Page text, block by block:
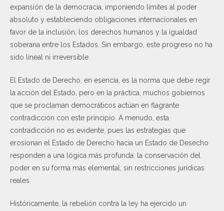
expansión de la democracia, imponiendo límites al poder
absoluto y estableciendo obligaciones internacionales en
favor de la inclusión, los derechos humanos y la igualdad
soberana entre los Estados. Sin embargo, este progreso no ha
sido lineal ni irreversible.
El Estado de Derecho, en esencia, es la norma que debe regir
la acción del Estado, pero en la práctica, muchos gobiernos
que se proclaman democráticos actúan en flagrante
contradicción con este principio. A menudo, esta
contradicción no es evidente, pues las estrategias que
erosionan el Estado de Derecho hacia un Estado de Desecho
responden a una lógica más profunda: la conservación del
poder en su forma más elemental, sin restricciones jurídicas
reales.
Históricamente, la rebelión contra la ley ha ejercido un